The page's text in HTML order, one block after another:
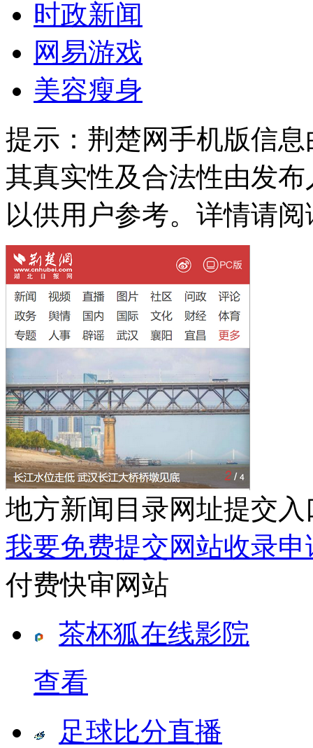
时政新闻
网易游戏
美容瘦身
提示： 荆楚网手机版信
其真实性及合法性由发
以供用户参考。详情请
地方新闻目录网址提交入
我要免费提交网站收录申
付费快审网站
茶杯狐在线影院
查看
足球比分直播